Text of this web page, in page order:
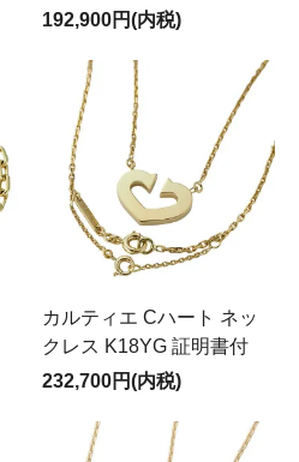
192,900円(内税)
カルティエ Cハート ネッ
クレス K18YG 証明書付
232,700円(内税)